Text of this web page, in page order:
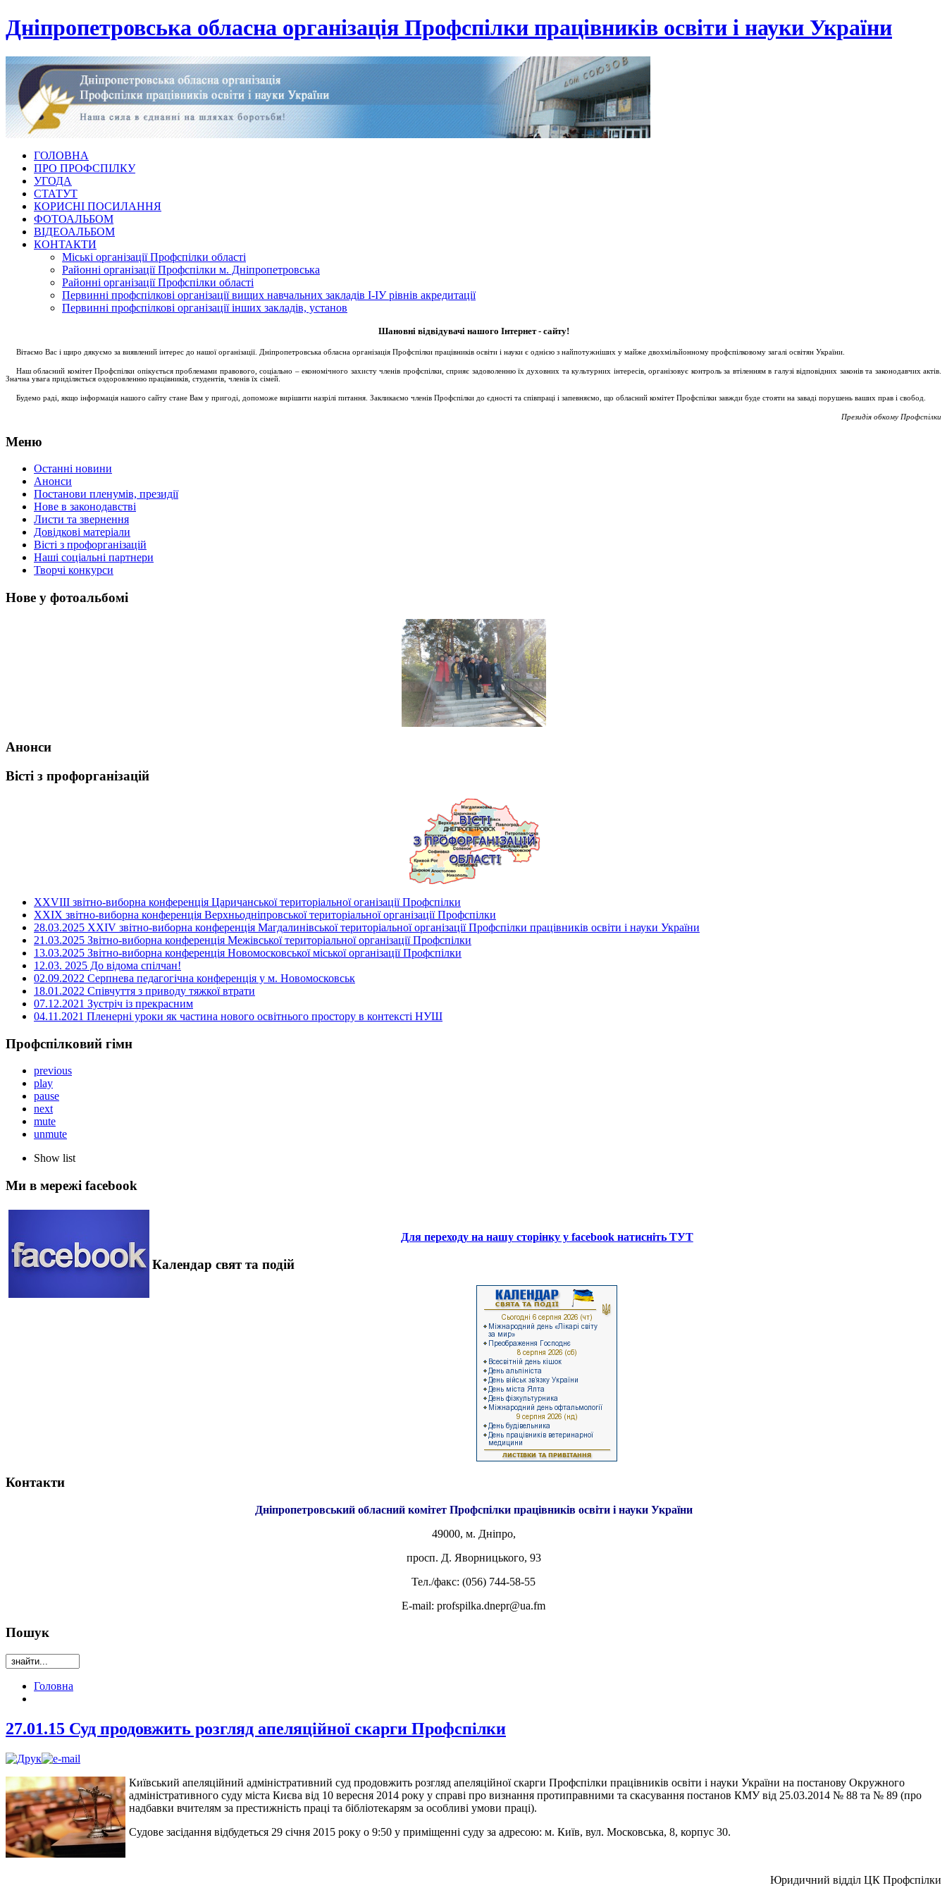
Дніпропетровська обласна організація Профспілки працівників освіти і науки України
ГОЛОВНА
ПРО ПРОФСПІЛКУ
УГОДА
СТАТУТ
КОРИСНІ ПОСИЛАННЯ
ФОТОАЛЬБОМ
ВІДЕОАЛЬБОМ
КОНТАКТИ
Міські організації Профспілки області
Районні організації Профспілки м. Дніпропетровська
Районні організації Профспілки області
Первинні профспілкові організації вищих навчальних закладів І-ІУ рівнів акредитації
Первинні профспілкові організації інших закладів, установ
Шановні відвідувачі нашого Інтернет - сайту!
Вітаємо Вас і щиро дякуємо за виявлений інтерес до нашої організації. Дніпропетровська обласна організація Профспілки працівників освіти і науки є однією з найпотужніших у майже двохмільйонному профспілковому загалі освітян України.
Наш обласний комітет Профспілки опікується проблемами правового, соціально – економічного захисту членів профспілки, сприяє задоволенню їх духовних та культурних інтересів, організовує контроль за втіленням в галузі відповідних законів та законодавчих актів.
Значна увага приділяється оздоровленню працівників, студентів, членів їх сімей.
Будемо раді, якщо інформація нашого сайту стане Вам у пригоді, допоможе вирішити назрілі питання. Закликаємо членів Профспілки до єдності та співпраці і запевняємо, що обласний комітет Профспілки завжди буде стояти на заваді порушень ваших прав і свобод.
Президія обкому Профспілки
Меню
Останні новини
Анонси
Постанови пленумів, президії
Нове в законодавстві
Листи та звернення
Довідкові матеріали
Вісті з профорганізацій
Наші соціальні партнери
Творчі конкурси
Нове у фотоальбомі
Анонси
Вісті з профорганізацій
ХХVIII звітно-виборна конференція Царичанської територіальної оганізації Профспілки
XXIX звітно-виборна конференція Верхньодніпровської територіальної організації Профспілки
28.03.2025 ХХІV звітно-виборна конференція Магдалинівської територіальної організації Профспілки працівників освіти і науки України
21.03.2025 Звітно-виборна конференція Межівської територіальної організації Профспілки
13.03.2025 Звітно-виборна конференція Новомосковської міської організації Профспілки
12.03. 2025 До відома спілчан!
02.09.2022 Серпнева педагогічна конференція у м. Новомосковськ
18.01.2022 Співчуття з приводу тяжкої втрати
07.12.2021 Зустріч із прекрасним
04.11.2021 Пленерні уроки як частина нового освітнього простору в контексті НУШ
Профспілковий гімн
previous
play
pause
next
mute
unmute
Show list
Ми в мережі facebook
Для переходу на нашу сторінку у facebook натисніть ТУТ
Календар свят та подій
Контакти
Дніпропетровський обласний комітет Профспілки працівників освіти і науки України
49000, м. Дніпро,
просп. Д. Яворницького, 93
Тел./факс: (056) 744-58-55
E-mail: profspilka.dnepr@ua.fm
Пошук
Головна
27.01.15 Суд продовжить розгляд апеляційної скарги Профспілки
Київський апеляційний адміністративний суд продовжить розгляд апеляційної скарги Профспілки працівників освіти і науки України на постанову Окружного
адміністративного суду міста Києва від 10 вересня 2014 року у справі про визнання протиправними та скасування постанов КМУ від 25.03.2014 № 88 та № 89 (про
надбавки вчителям за престижність праці та бібліотекарям за особливі умови праці).
Судове засідання відбудеться 29 січня 2015 року о 9:50 у приміщенні суду за адресою: м. Київ, вул. Московська, 8, корпус 30.
Юридичний відділ ЦК Профспілки